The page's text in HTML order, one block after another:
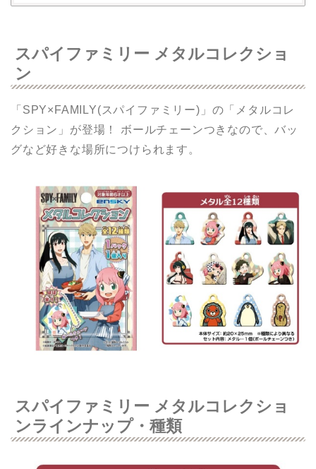
スパイファミリー メタルコレクショ
ン
「SPY×FAMILY(スパイファミリー)」の「メタルコレ
クション」が登場！ ボールチェーンつきなので、バッ
グなど好きな場所につけられます。
スパイファミリー メタルコレクショ
ンラインナップ・種類